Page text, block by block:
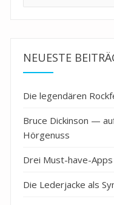
NEUESTE
Die legendären
Bruce Dickinson —
Hörgenuss
Drei Must-have-
Die Lederjacke als